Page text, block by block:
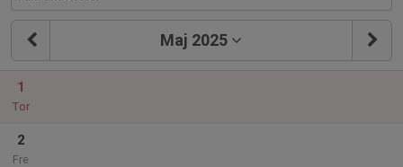
Maj 2025
1
Tor
2
Fre